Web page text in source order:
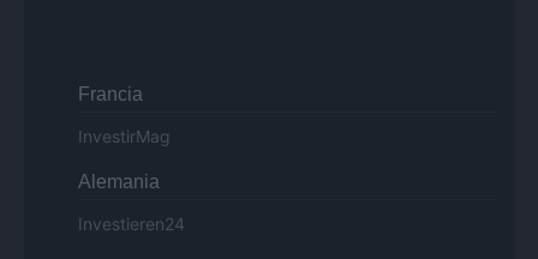
Francia
InvestirMag
Alemania
Investieren24